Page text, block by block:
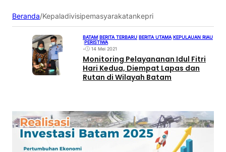
Beranda/Kepaladivisipemasyarakatankepri
BATAM BERITA TERBARU BERITA UTAMA KEPULAUAN RIAU
PERISTIWA
•
14 Mei 2021
Monitoring Pelayananan Idul Fitri
Hari Kedua, Diempat Lapas dan
Rutan di Wilayah Batam